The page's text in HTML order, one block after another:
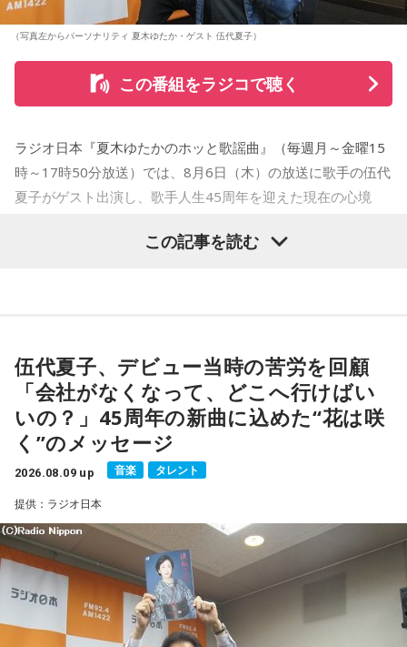
（写真左からパーソナリティ 夏木ゆたか・ゲスト 伍代夏子）
この番組をラジコで聴く
ラジオ日本『夏木ゆたかのホッと歌謡曲』（毎週月～金曜15
時～17時50分放送）では、8月6日（木）の放送に歌手の伍代
夏子がゲスト出演し、歌手人生45周年を迎えた現在の心境
ることを明かした。また、歌手はレコーディングを終えた
後、自分自身が“演出家”となって楽曲を育てていく仕事でもあ
ると語り、長年培ってきた表現者としての思いを語った。
一方で、デビュー当時は決して順風満帆ではなかった。デビ
ューから間もなく所属レコード会社がなくなり、「どこへ行
けばいいの？」と途方に暮れたことや、芸名を何度も変えな
がら挑戦を続けてきた日々を振り返る。それでも諦めずに歌
い続けた経験が、45周年記念シングル「露天の花」に込めた
「どんな環境でも花は咲く」「その場所で咲く花がある」と
いうメッセージにつながっていると話した。人生は何度でも
立ち上がれるという応援歌は、自身の歩みそのものでもある
この記事を読む
伍代夏子、デビュー当時の苦労を回顧
「会社がなくなって、どこへ行けばい
いの？」45周年の新曲に込めた“花は咲
く”のメッセージ
2026.08.09 up 音楽 タレント
提供：ラジオ日本